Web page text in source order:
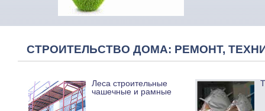
СТРОИТЕЛЬСТВО ДОМА: РЕМОНТ,
Леса строительные
чашечные и рамные